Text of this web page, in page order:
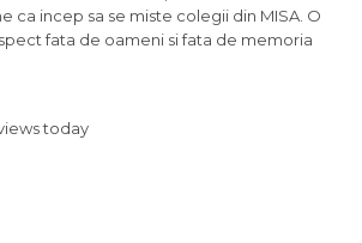
ca incep sa se miste colegii din MISA. O
fata de oameni si fata de memoria
views today